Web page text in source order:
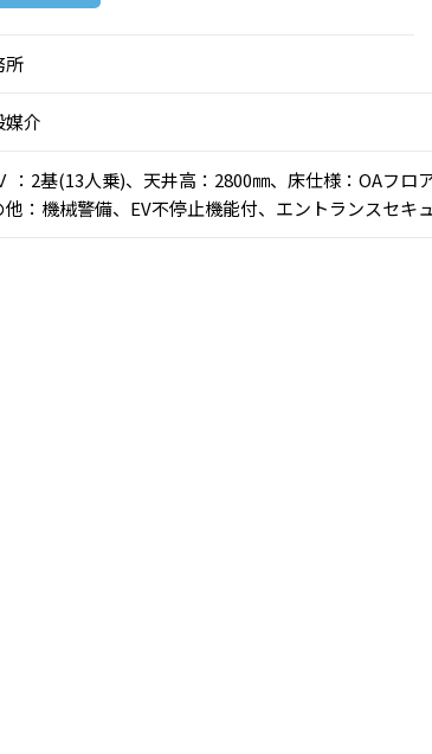
所
媒介
：2基(13人乗)、天井高：2800㎜、床仕様：OA
他：機械警備、EV不停止機能付、エントランスセキ